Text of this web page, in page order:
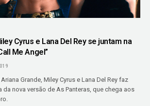
Cyrus e Lana Del Rey se juntam na
Me Angel”
Grande, Miley Cyrus e Lana Del Rey faz
da nova versão de As Panteras, que chega aos